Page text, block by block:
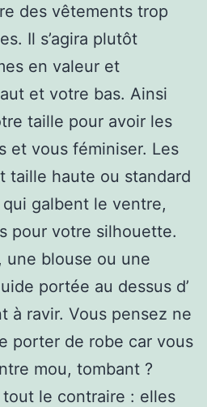
des vêtements trop
Il s’agira plutôt
en valeur et
et votre bas. Ainsi
taille pour avoir les
et vous féminiser. Les
taille haute ou standard
galbent le ventre,
pour votre silhouette.
une blouse ou une
portée au dessus d’
à ravir. Vous pensez ne
porter de robe car vous
mou, tombant ?
tout le contraire : elles